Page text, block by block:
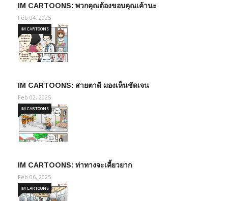
IM CARTOONS: พวกคุณต้องขอบคุณเค้านะ
Feb 04, 2025
IM CARTOONS: สายตาดี มองเห็นชัดเจน
IM CARTOONS
Feb 02, 2025
IM CARTOONS: ท่าทางจะเคี้ยวยาก
IM CARTOONS
Feb 06, 2025
IM CARTOONS